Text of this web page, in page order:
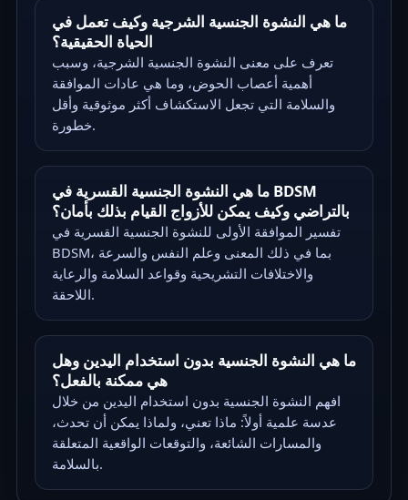
ما هي النشوة الجنسية الشرجية وكيف تعمل في
الحياة الحقيقية؟
تعرف على معنى النشوة الجنسية الشرجية، وسبب
أهمية أعصاب الحوض، وما هي عادات الموافقة
والسلامة التي تجعل الاستكشاف أكثر موثوقية وأقل
خطورة.
ما هي النشوة الجنسية القسرية في BDSM
بالتراضي وكيف يمكن للأزواج القيام بذلك بأمان؟
تفسير الموافقة الأولى للنشوة الجنسية القسرية في
BDSM، بما في ذلك المعنى وعلم النفس والسرعة
والاختلافات التشريحية وقواعد السلامة والرعاية
اللاحقة.
ما هي النشوة الجنسية بدون استخدام اليدين وهل
هي ممكنة بالفعل؟
افهم النشوة الجنسية بدون استخدام اليدين من خلال
عدسة علمية أولاً: ماذا تعني، ولماذا يمكن أن تحدث،
والمسارات الشائعة، والتوقعات الواقعية المتعلقة
بالسلامة.